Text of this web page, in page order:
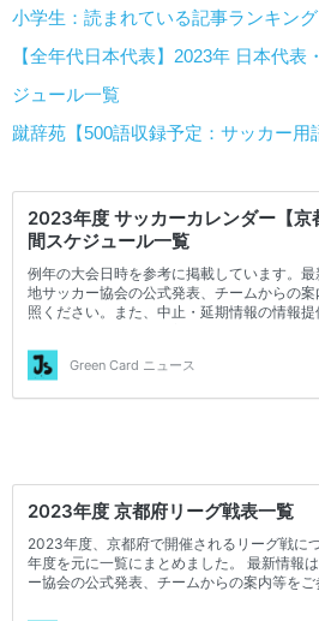
小学生：読まれている記事ランキング
【全年代日本代表】2023年 日本代表
ジュール一覧
蹴辞苑【500語収録予定：サッカー用